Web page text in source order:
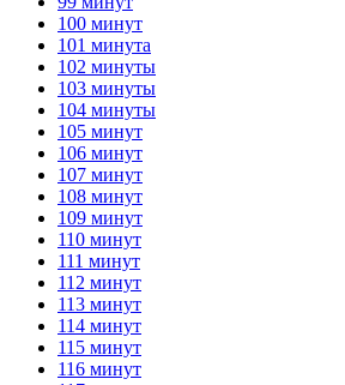
100 минут
101 минута
102 минуты
103 минуты
104 минуты
105 минут
106 минут
107 минут
108 минут
109 минут
110 минут
111 минут
112 минут
113 минут
114 минут
115 минут
116 минут